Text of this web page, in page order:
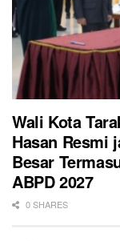
Wali Kota
Hasan Resmi
Besar
ABPD 2027
0 SHARES